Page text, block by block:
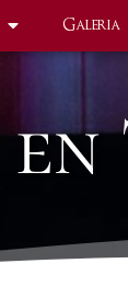
Galeria